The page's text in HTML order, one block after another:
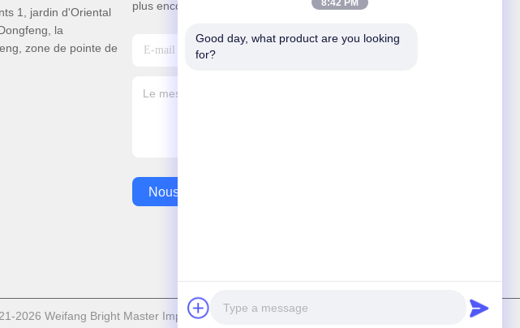
1, jardin d'Oriental
la
zone de pointe de
plus encore.
Nous Contacter
2026 Weifang Bright Master Importing and Exporting Co.,Ltd Tout. Les droits sont réservés.
8:42 PM
Good day, what product are you looking
for?